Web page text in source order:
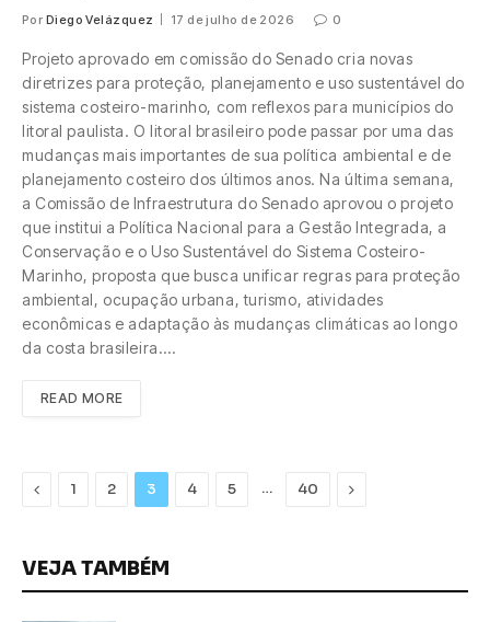
Por Diego Velázquez 17 de julho de 2026 0
Projeto aprovado em comissão do Senado cria novas
diretrizes para proteção, planejamento e uso sustentável do
sistema costeiro-marinho, com reflexos para municípios do
litoral paulista. O litoral brasileiro pode passar por uma das
mudanças mais importantes de sua política ambiental e de
planejamento costeiro dos últimos anos. Na última semana,
a Comissão de Infraestrutura do Senado aprovou o projeto
que institui a Política Nacional para a Gestão Integrada, a
Conservação e o Uso Sustentável do Sistema Costeiro-
Marinho, proposta que busca unificar regras para proteção
ambiental, ocupação urbana, turismo, atividades
econômicas e adaptação às mudanças climáticas ao longo
da costa brasileira.…
READ MORE
Previous
1 2 3 4 5 … 40 Next
VEJA TAMBÉM